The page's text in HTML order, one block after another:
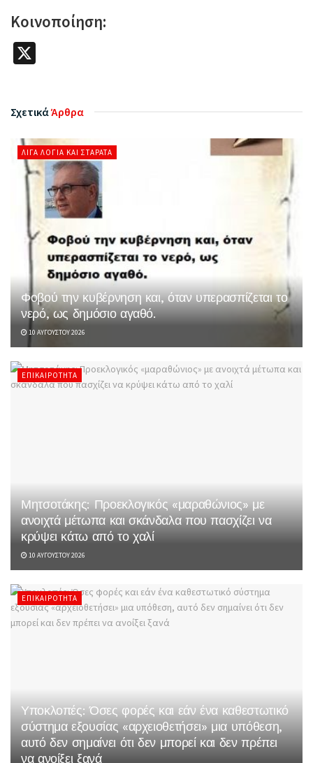
Κοινοποίηση:
ΣχετικάΆρθρα
ΛΊΓΑ ΛΌΓΙΑ ΚΑΙ ΣΤΑΡΆΤΑ
Φοβού την κυβέρνηση και, όταν υπερασπίζεται το
νερό, ως δημόσιο αγαθό.
10 ΑΥΓΟΎΣΤΟΥ 2026
ΕΠΙΚΑΙΡΌΤΗΤΑ
Μητσοτάκης: Προεκλογικός «μαραθώνιος» με
ανοιχτά μέτωπα και σκάνδαλα που πασχίζει να
κρύψει κάτω από το χαλί
10 ΑΥΓΟΎΣΤΟΥ 2026
ΕΠΙΚΑΙΡΌΤΗΤΑ
Υποκλοπές: Όσες φορές και εάν ένα καθεστωτικό
σύστημα εξουσίας «αρχειοθετήσει» μια υπόθεση,
αυτό δεν σημαίνει ότι δεν μπορεί και δεν πρέπει
να ανοίξει ξανά